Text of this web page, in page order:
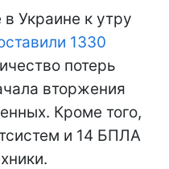
Украине к утру
1330
потерь
вторжения
Кроме того,
и 14 БПЛА